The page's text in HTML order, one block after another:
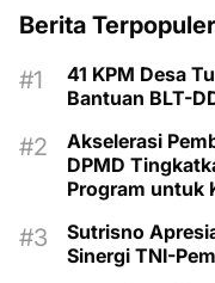
Berita Terpopuler
41 KPM Desa
Bantuan BLT-
Akselerasi
DPMD
Program untuk
Sutrisno
Sinergi TNI-